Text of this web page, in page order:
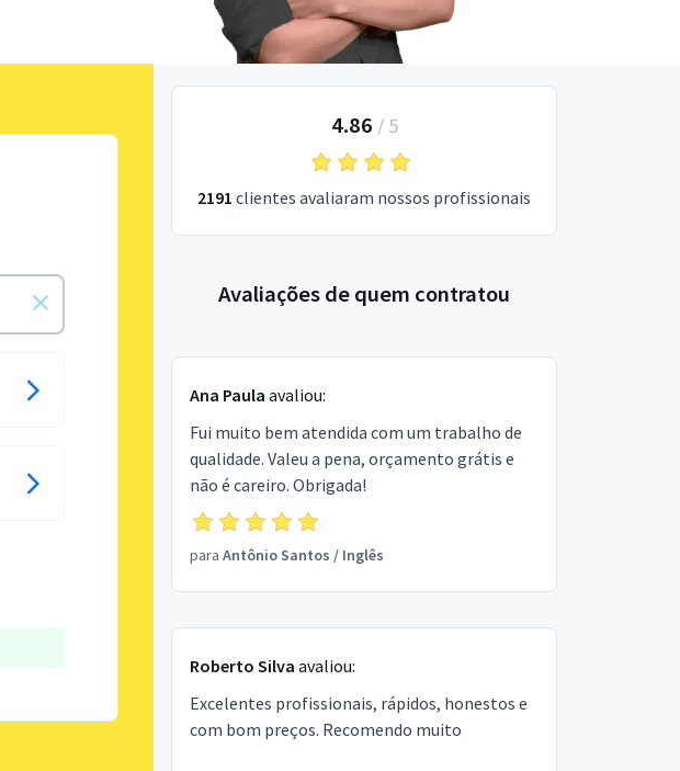
4.86 / 5
2191 clientes avaliaram nossos profissionais
Avaliações de quem contratou
Ana Paula avaliou:
Fui muito bem atendida com um trabalho de
qualidade. Valeu a pena, orçamento grátis e
não é careiro. Obrigada!
para Antônio Santos / Inglês
Roberto Silva avaliou:
Excelentes profissionais, rápidos, honestos e
com bom preços. Recomendo muito